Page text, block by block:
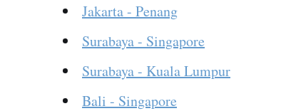
Jakarta - Penang
Surabaya - Singapore
Surabaya - Kuala Lumpur
Bali - Singapore